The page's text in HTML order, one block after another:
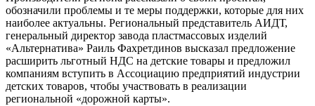
обозначили проблемы и те меры поддержки, которые для них
наиболее актуальны. Региональный представитель АИДТ,
генеральный директор завода пластмассовых изделий
«Альтернатива» Раиль Фахретдинов высказал предложение
расширить льготный НДС на детские товары и предложил
компаниям вступить в Ассоциацию предприятий индустрии
детских товаров, чтобы участвовать в реализации
региональной «дорожной карты».